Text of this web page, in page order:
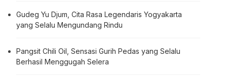
Gudeg Yu Djum, Cita Rasa Legendaris Yogyakarta
yang Selalu Mengundang Rindu
Pangsit Chili Oil, Sensasi Gurih Pedas yang Selalu
Berhasil Menggugah Selera